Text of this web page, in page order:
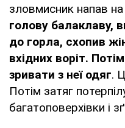
зловмисник напав
голову балаклаву,
до горла, схопив
вхідних воріт.
зривати з неї одяг.
Потім затяг
багатоповерхівки і